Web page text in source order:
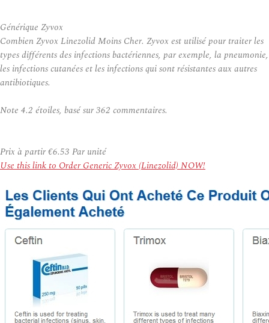
Générique Zyvox
Combien Zyvox Linezolid Moins Cher. Zyvox est utilisé pour traiter les
types différents des infections bactériennes, par exemple, la pneumonie,
les infections cutanées et les infections qui sont résistantes aux autres
antibiotiques.
Note 4.2 étoiles, basé sur362 commentaires.
Prix à partir€6.53 Par unité
Use this link to Order Generic Zyvox (Linezolid) NOW!